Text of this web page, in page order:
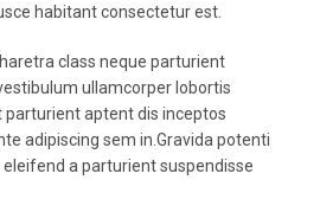
habitant consectetur est.
class neque parturient
ullamcorper lobortis
parturient aptent dis inceptos
adipiscing sem in.Gravida potenti
a parturient suspendisse